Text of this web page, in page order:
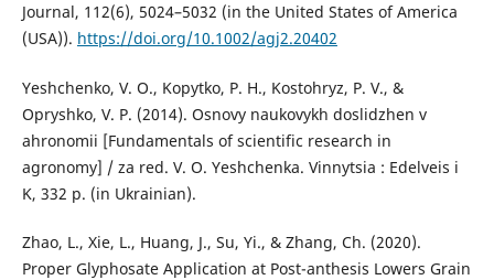
Journal, 112(6), 5024–5032 (in the United States of America
(USA)). https://doi.org/10.1002/agj2.20402
Yeshchenko, V. O., Kopytko, P. H., Kostohryz, P. V., &
Opryshko, V. P. (2014). Osnovy naukovykh doslidzhen v
ahronomii [Fundamentals of scientific research in
agronomy] / za red. V. O. Yeshchenka. Vinnytsia : Edelveis i
K, 332 р. (in Ukrainian).
Zhao, L., Xie, L., Huang, J., Su, Yі., & Zhang, Ch. (2020).
Proper Glyphosate Application at Post-anthesis Lowers Grain